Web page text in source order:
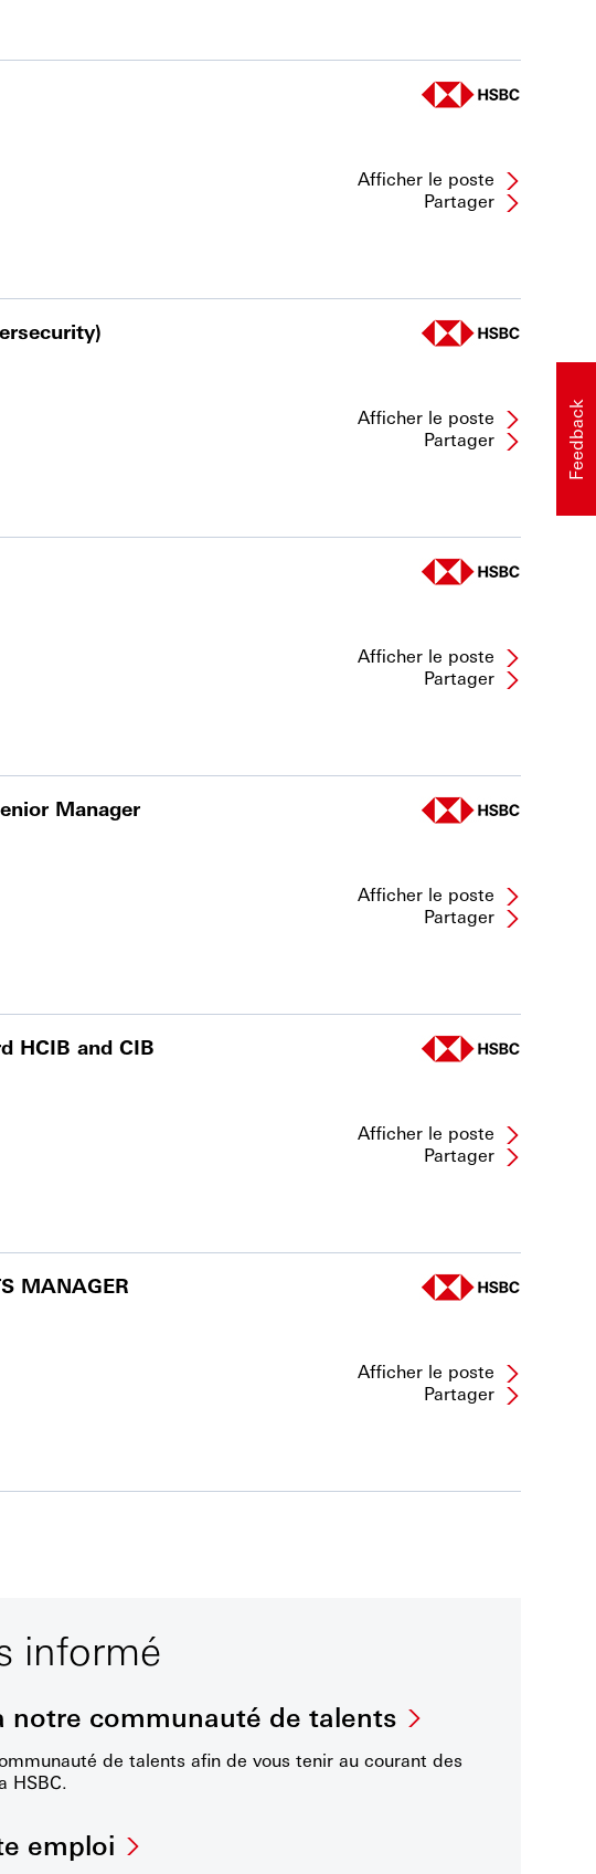
Afficher le poste
Partager
Afficher le poste
Partager
Afficher le poste
Partager
Manager
Afficher le poste
Partager
HCIB and CIB
Afficher le poste
Partager
MANAGER
Afficher le poste
Partager
informé
notre communauté de talents
de talents afin de vous tenir au courant des
HSBC.
emploi
Feedback